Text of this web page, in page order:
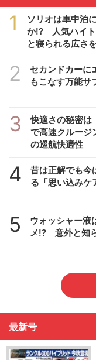
1
ソリオは車中泊
か!? 人気ハイト
と寝られる広さ
2
セカンドカー
もこなす万能サ
3
快適さの秘密
で高速クルージ
の巡航快適性
4
昔は正解でも
る「思い込みケ
5
ウォッシャー液
メ!? 意外と知
最新号